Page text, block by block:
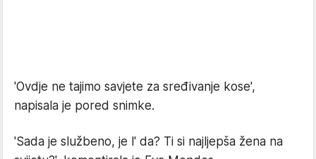
'Ovdje ne tajimo savjete za sređivanje kose',
napisala je pored snimke.
'Sada je službeno, je l' da? Ti si najljepša žena na